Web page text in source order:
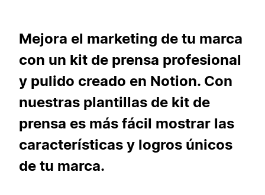
Mejora el marketing de tu marca
con un kit de prensa profesional
y pulido creado en Notion. Con
nuestras plantillas de kit de
prensa es más fácil mostrar las
características y logros únicos
de tu marca.